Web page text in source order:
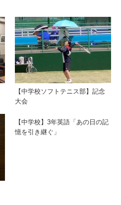
【中学校ソフトテニス部】記念
大会
【中学校】3年英語「あの日の記
憶を引き継ぐ」